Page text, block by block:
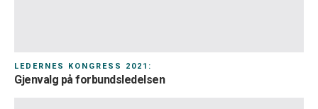
LEDERNES KONGRESS 2021:
Gjenvalg på forbundsledelsen